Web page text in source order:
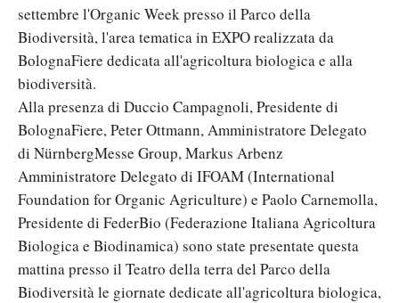
settembre l'Organic Week presso il Parco della
Biodiversità, l'area tematica in EXPO realizzata da
BolognaFiere dedicata all'agricoltura biologica e alla
biodiversità.
Alla presenza di Duccio Campagnoli, Presidente di
BolognaFiere, Peter Ottmann, Amministratore Delegato
di NürnbergMesse Group, Markus Arbenz
Amministratore Delegato di IFOAM (International
Foundation for Organic Agriculture) e Paolo Carnemolla,
Presidente di FederBio (Federazione Italiana Agricoltura
Biologica e Biodinamica) sono state presentate questa
mattina presso il Teatro della terra del Parco della
Biodiversità le giornate dedicate all'agricoltura biologica,